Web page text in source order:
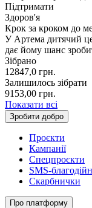
Підтримати
Здоров'я
Крок за кроком до
У Артема дитячий
дає йому шанс
Зібрано
12847,0 грн.
Залишилось зібрати
9153,00 грн.
Показати всі
Зробити добро
Проєкти
Кампанії
Спецпроєкти
SMS-
Скарбнички
Про платформу